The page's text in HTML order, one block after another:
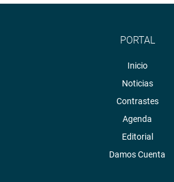
PORTAL
Inicio
Noticias
Contrastes
Agenda
Editorial
Damos Cuenta